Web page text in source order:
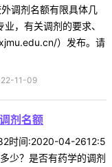
调剂名额有限具体几
，有关调剂的要求、
）发布。请
11-09
剂名额
时间:2020-04-2612:5
少？是否有药学的调剂